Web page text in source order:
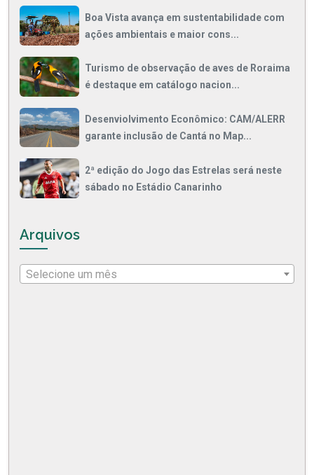
Boa Vista avança em sustentabilidade com
ações ambientais e maior cons...
Turismo de observação de aves de Roraima
é destaque em catálogo nacion...
Desenviolvimento Econômico: CAM/ALERR
garante inclusão de Cantá no Map...
2ª edição do Jogo das Estrelas será neste
sábado no Estádio Canarinho
Arquivos
Selecione um mês